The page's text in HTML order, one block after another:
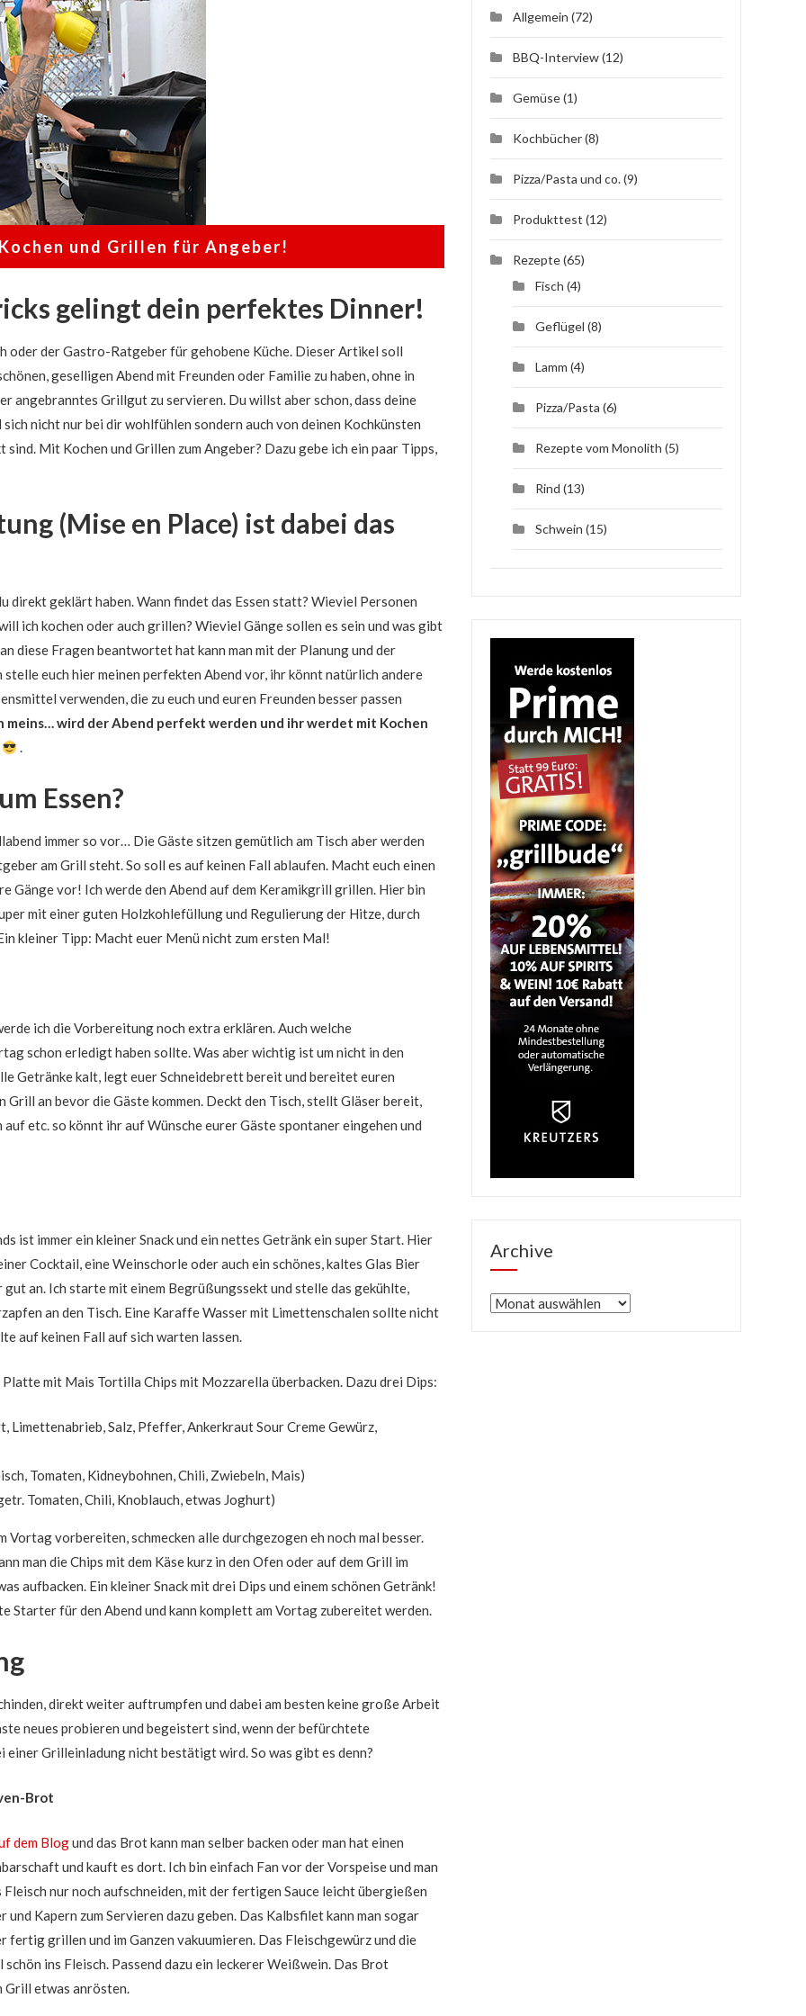
mehr
als
nur
dem
Sommer-
Grill-
Vergnügen.
und Grillen für Angeber!
gelingt dein perfektes Dinner!
oder der Gastro-Ratgeber für gehobene Küche. Dieser Artikel soll
geselligen Abend mit Freunden oder Familie zu haben, ohne in
angebranntes Grillgut zu servieren. Du willst aber schon, dass deine
nicht nur bei dir wohlfühlen sondern auch von deinen Kochkünsten
Mit Kochen und Grillen zum Angeber? Dazu gebe ich ein paar Tipps,
(Mise en Place) ist dabei das
direkt geklärt haben. Wann findet das Essen statt? Wieviel Personen
ich kochen oder auch grillen? Wieviel Gänge sollen es sein und was gibt
diese Fragen beantwortet hat kann man mit der Planung und der
euch hier meinen perfekten Abend vor, ihr könnt natürlich andere
verwenden, die zu euch und euren Freunden besser passen
meins… wird der Abend perfekt werden und ihr werdet mit Kochen
.
Essen?
immer so vor… Die Gäste sitzen gemütlich am Tisch aber werden
am Grill steht. So soll es auf keinen Fall ablaufen. Macht euch einen
Gänge vor! Ich werde den Abend auf dem Keramikgrill grillen. Hier bin
mit einer guten Holzkohlefüllung und Regulierung der Hitze, durch
kleiner Tipp: Macht euer Menü nicht zum ersten Mal!
ich die Vorbereitung noch extra erklären. Auch welche
schon erledigt haben sollte. Was aber wichtig ist um nicht in den
Getränke kalt, legt euer Schneidebrett bereit und bereitet euren
Grill an bevor die Gäste kommen. Deckt den Tisch, stellt Gläser bereit,
auf etc. so könnt ihr auf Wünsche eurer Gäste spontaner eingehen und
ist immer ein kleiner Snack und ein nettes Getränk ein super Start. Hier
Cocktail, eine Weinschorle oder auch ein schönes, kaltes Glas Bier
gut an. Ich starte mit einem Begrüßungssekt und stelle das gekühlte,
an den Tisch. Eine Karaffe Wasser mit Limettenschalen sollte nicht
auf keinen Fall auf sich warten lassen.
mit Mais Tortilla Chips mit Mozzarella überbacken. Dazu drei Dips:
Limettenabrieb, Salz, Pfeffer, Ankerkraut Sour Creme Gewürz,
Tomaten, Kidneybohnen, Chili, Zwiebeln, Mais)
Tomaten, Chili, Knoblauch, etwas Joghurt)
Vortag vorbereiten, schmecken alle durchgezogen eh noch mal besser.
man die Chips mit dem Käse kurz in den Ofen oder auf dem Grill im
aufbacken. Ein kleiner Snack mit drei Dips und einem schönen Getränk!
Starter für den Abend und kann komplett am Vortag zubereitet werden.
direkt weiter auftrumpfen und dabei am besten keine große Arbeit
neues probieren und begeistert sind, wenn der befürchtete
einer Grilleinladung nicht bestätigt wird. So was gibt es denn?
Brot
dem Blogund das Brot kann man selber backen oder man hat einen
und kauft es dort. Ich bin einfach Fan vor der Vorspeise und man
Fleisch nur noch aufschneiden, mit der fertigen Sauce leicht übergießen
und Kapern zum Servieren dazu geben. Das Kalbsfilet kann man sogar
fertig grillen und im Ganzen vakuumieren. Das Fleischgewürz und die
schön ins Fleisch. Passend dazu ein leckerer Weißwein. Das Brot
Grill etwas anrösten.
Allgemein (72)
BBQ-Interview(12)
Gemüse(1)
Kochbücher(8)
Pizza/Pasta und co.(9)
Produkttest (12)
Rezepte(65)
Fisch (4)
Geflügel (8)
Lamm (4)
Pizza/Pasta (6)
Rezepte vom Monolith (5)
Rind (13)
Schwein (15)
Archive
Archive